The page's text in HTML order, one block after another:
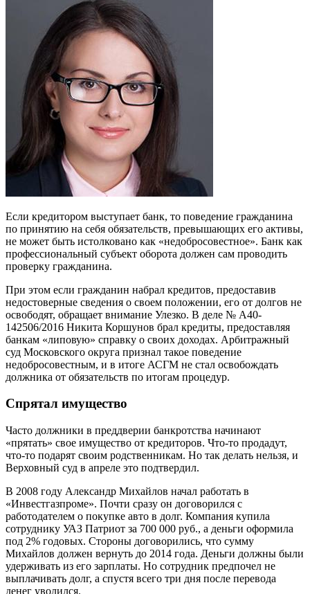
Если кредитором выступает банк, то поведение гражданина
по принятию на себя обязательств, превышающих его активы,
не может быть истолковано как «недобросовестное». Банк как
профессиональный субъект оборота должен сам проводить
проверку гражданина.
При этом если гражданин набрал кредитов, предоставив
недостоверные сведения о своем положении, его от долгов не
освободят, обращает внимание Улезко. В деле № А40-
142506/2016 Никита Коршунов брал кредиты, предоставляя
банкам «липовую» справку о своих доходах. Арбитражный
суд Московского округа признал такое поведение
недобросовестным, и в итоге АСГМ не стал освобождать
должника от обязательств по итогам процедур.
Спрятал имущество
Часто должники в преддверии банкротства начинают
«прятать» свое имущество от кредиторов. Что-то продадут,
что-то подарят своим родственникам. Но так делать нельзя, и
Верховный суд в апреле это подтвердил.
В 2008 году Александр Михайлов начал работать в
«Инвестгазпроме». Почти сразу он договорился с
работодателем о покупке авто в долг. Компания купила
сотруднику УАЗ Патриот за 700 000 руб., а деньги оформила
под 2% годовых. Стороны договорились, что сумму
Михайлов должен вернуть до 2014 года. Деньги должны были
удерживать из его зарплаты. Но сотрудник предпочел не
выплачивать долг, а спустя всего три дня после перевода
денег уволился.